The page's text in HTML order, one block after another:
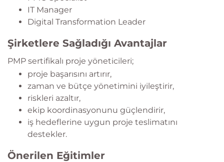
IT Manager
Digital Transformation Leader
Şirketlere Sağladığı Avantajlar
PMP sertifikalı proje yöneticileri;
proje başarısını artırır,
zaman ve bütçe yönetimini iyileştirir,
riskleri azaltır,
ekip koordinasyonunu güçlendirir,
iş hedeflerine uygun proje teslimatını
destekler.
Önerilen Eğitimler